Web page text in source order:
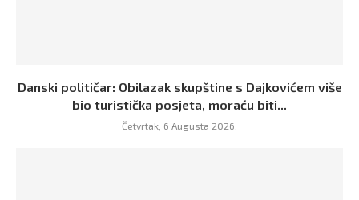
Danski političar: Obilazak skupštine s Dajkovićem više
bio turistička posjeta, moraću biti...
Četvrtak, 6 Augusta 2026,